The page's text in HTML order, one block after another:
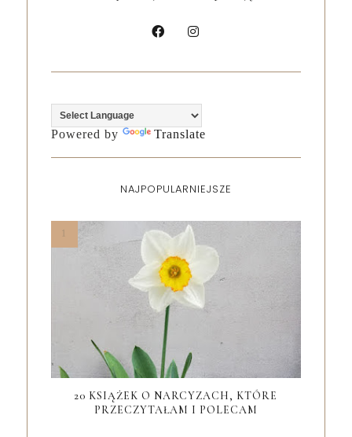
Powered by Translate
NAJPOPULARNIEJSZE
20 KSIĄŻEK O NARCYZACH, KTÓRE
PRZECZYTAŁAM I POLECAM